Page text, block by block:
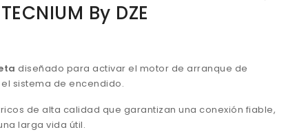
By DZE
diseñado para activar el motor de arranque de
sistema de encendido.
de alta calidad que garantizan una conexión fiable,
larga vida útil.